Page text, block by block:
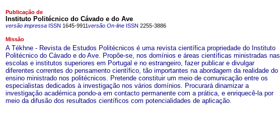
Publicação de
Instituto Politécnico do Cávado e do Ave
versão impressaISSN 1645-9911versão On-lineISSN 2255-3886
Missão
A Tékhne - Revista de Estudos Politécnicos é uma revista científica propriedade do Instituto
Politécnico do Cávado e do Ave. Propõe-se, nos domínios e áreas científicas ministradas nas
escolas e institutos superiores em Portugal e no estrangeiro, fazer publicar e divulgar
diferentes correntes do pensamento científico, tão importantes na abordagem da realidade do
ensino ministrado nos politécnicos. Pretende constituir um meio de comunicação entre os
especialistas dedicados à investigação nos vários domínios. Procurará dinamizar a
investigação académica pondo-a em contacto permanente com a prática, e enriquecê-la por
meio da difusão dos resultados científicos com potencialidades de aplicação.